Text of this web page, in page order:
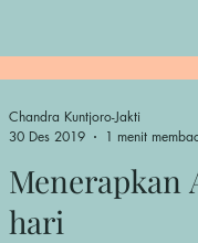
Menerapkan
hari
Chandra Kuntjoro-Jakti
30 Des 2019
1 menit